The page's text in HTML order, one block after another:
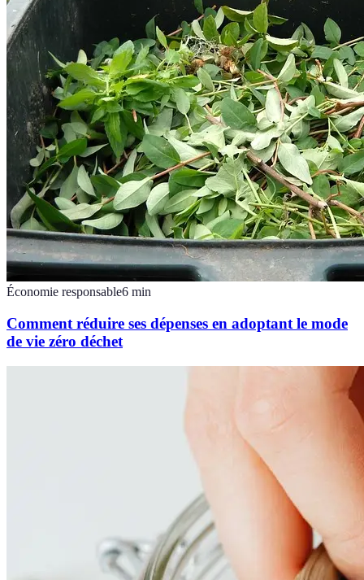
Économie responsable6 min
Comment réduire ses dépenses en adoptant le mode
de vie zéro déchet